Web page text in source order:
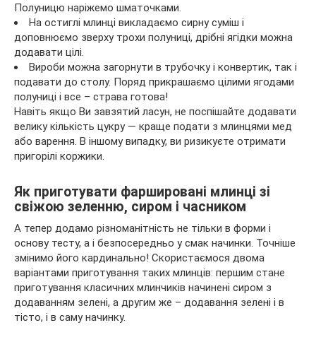
Полуницю наріжемо шматочками.
На остиглі млинці викладаємо сирну суміш і
доповнюємо зверху трохи полуниці, дрібні ягідки можна
додавати цілі.
Вироби можна загорнути в трубочку і конвертик, так і
подавати до столу. Поряд прикрашаємо цілими ягодами
полуниці і все – страва готова!
Навіть якщо Ви завзятий ласун, не поспішайте додавати
велику кількість цукру — краще подати з млинцями мед
або варення. В іншому випадку, ви ризикуєте отримати
пригорілі коржики.
Як приготувати фаршировані млинці зі
свіжою зеленню, сиром і часником
А тепер додамо різноманітність не тільки в форми і
основу тесту, а і безпосередньо у смак начинки. Точніше
змінимо його кардинально! Скористаємося двома
варіантами приготування таких млинців: першим стане
приготування класичних млинчиків начинені сиром з
додаванням зелені, а другим же – додавання зелені і в
тісто, і в саму начинку.